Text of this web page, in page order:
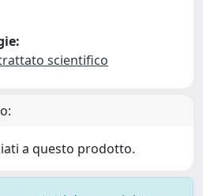
scientifico
a questo prodotto.